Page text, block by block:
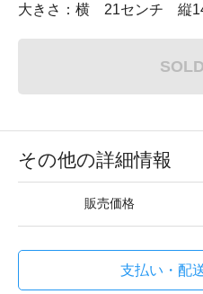
大きさ：横 21センチ 縦
その他の詳細情報
販売価格
支払い・配